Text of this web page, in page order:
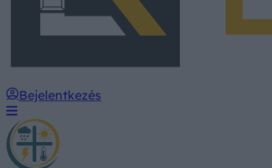
Bejelentkezés